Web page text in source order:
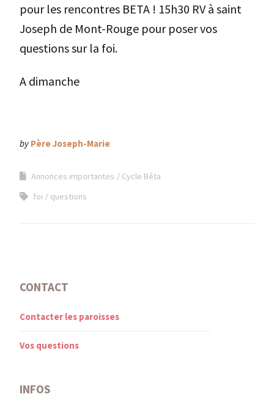
pour les rencontres BETA ! 15h30 RV à saint
Joseph de Mont-Rouge pour poser vos
questions sur la foi.
A dimanche
by Père Joseph-Marie
Annonces importantes
Cycle Bêta
foi
questions
CONTACT
Contacter les paroisses
Vos questions
INFOS